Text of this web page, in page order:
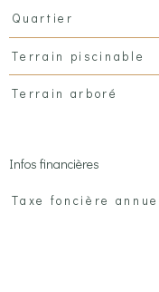
Quartier
Terrain piscinable
Terrain arboré
Infos financières
Caractéristiques Valeurs
Taxe foncière